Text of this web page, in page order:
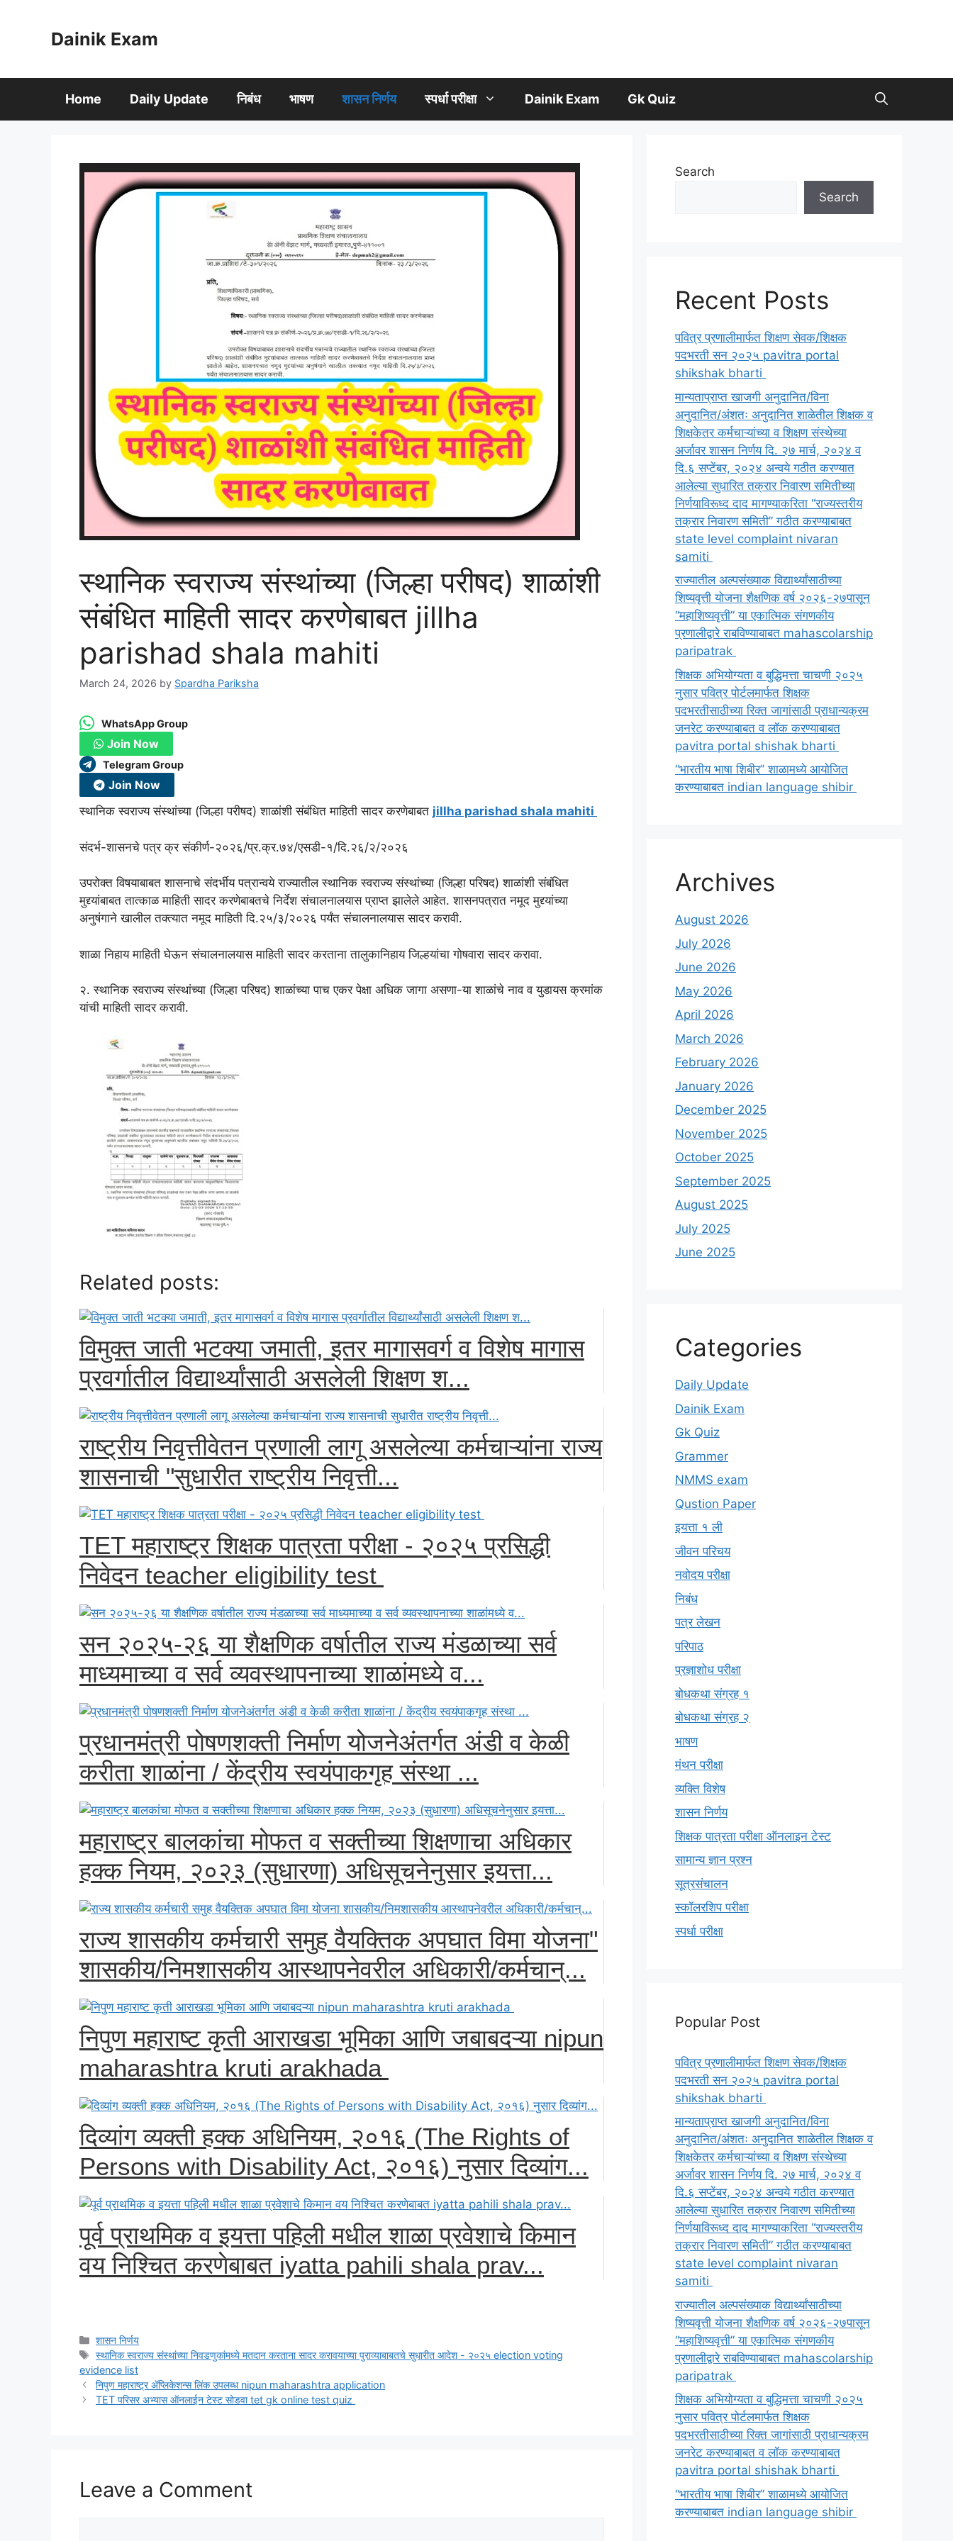
Dainik Exam
Home Daily Update निबंध भाषण शासन निर्णय स्पर्धा परीक्षा Dainik Exam Gk Quiz
स्थानिक स्वराज्य संस्थांच्या (जिल्हा परीषद) शाळांशी
संबंधित माहिती सादर करणेबाबत jillha
parishad shala mahiti
March 24, 2026 by Spardha Pariksha
WhatsApp Group
Join Now
Telegram Group
Join Now
स्थानिक स्वराज्य संस्थांच्या (जिल्हा परीषद) शाळांशी संबंधित माहिती सादर करणेबाबत jillha parishad shala mahiti
संदर्भ-शासनचे पत्र क्र संकीर्ण-२०२६/प्र.क्र.७४/एसडी-१/दि.२६/२/२०२६
उपरोक्त विषयाबाबत शासनाचे संदर्भीय पत्रान्वये राज्यातील स्थानिक स्वराज्य संस्थांच्या (जिल्हा परिषद) शाळांशी संबंधित
मुद्द्यांबाबत तात्काळ माहिती सादर करणेबाबतचे निर्देश संचालनालयास प्राप्त झालेले आहेत. शासनपत्रात नमूद मुद्द्यांच्या
अनुषंगाने खालील तक्त्यात नमूद माहिती दि.२५/३/२०२६ पर्यंत संचालनालयास सादर करावी.
शाळा निहाय माहिती घेऊन संचालनालयास माहिती सादर करताना तालुकानिहाय जिल्हयांचा गोषवारा सादर करावा.
२. स्थानिक स्वराज्य संस्थांच्या (जिल्हा परिषद) शाळांच्या पाच एकर पेक्षा अधिक जागा असणा-या शाळांचे नाव व युडायस क्रमांक
यांची माहिती सादर करावी.
Related posts:
विमुक्त जाती भटक्या जमाती, इतर मागासवर्ग व विशेष मागास
प्रवर्गातील विद्यार्थ्यांसाठी असलेली शिक्षण श...
राष्ट्रीय निवृत्तीवेतन प्रणाली लागू असलेल्या कर्मचाऱ्यांना राज्य
शासनाची "सुधारीत राष्ट्रीय निवृत्ती...
TET महाराष्ट्र शिक्षक पात्रता परीक्षा - २०२५ प्रसिद्धी
निवेदन teacher eligibility test
सन २०२५-२६ या शैक्षणिक वर्षातील राज्य मंडळाच्या सर्व
माध्यमाच्या व सर्व व्यवस्थापनाच्या शाळांमध्ये व...
प्रधानमंत्री पोषणशक्ती निर्माण योजनेअंतर्गत अंडी व केळी
करीता शाळांना / केंद्रीय स्वयंपाकगृह संस्था ...
महाराष्ट्र बालकांचा मोफत व सक्तीच्या शिक्षणाचा अधिकार
हक्क नियम, २०२३ (सुधारणा) अधिसूचनेनुसार इयत्ता...
राज्य शासकीय कर्मचारी समुह वैयक्तिक अपघात विमा योजना"
शासकीय/निमशासकीय आस्थापनेवरील अधिकारी/कर्मचान्...
निपुण महाराष्ट कृती आराखडा भूमिका आणि जबाबदऱ्या nipun
maharashtra kruti arakhada
दिव्यांग व्यक्ती हक्क अधिनियम, २०१६ (The Rights of
Persons with Disability Act, २०१६) नुसार दिव्यांग...
पूर्व प्राथमिक व इयत्ता पहिली मधील शाळा प्रवेशाचे किमान
वय निश्चित करणेबाबत iyatta pahili shala prav...
Categories
शासन निर्णय
Tags
स्थानिक स्वराज्य संस्थांच्या निवडणुकांमध्ये मतदान करताना सादर करावयाच्या पुराव्याबाबतचे सुधारीत आदेश - २०२५ election voting
evidence list
निपुण महाराष्ट्र ॲप्लिकेशन्स लिंक उपलब्ध nipun maharashtra application
TET परिसर अभ्यास ऑनलाईन टेस्ट सोडवा tet gk online test quiz
Leave a Comment
Search
Search
Recent Posts
पवित्र प्रणालीमार्फत शिक्षण सेवक/शिक्षक
पदभरती सन २०२५ pavitra portal
shikshak bharti
मान्यताप्राप्त खाजगी अनुदानित/विना
अनुदानित/अंशतः अनुदानित शाळेतील शिक्षक व
शिक्षकेतर कर्मचाऱ्यांच्या व शिक्षण संस्थेच्या
अर्जावर शासन निर्णय दि. २७ मार्च, २०२४ व
दि.६ सप्टेंबर, २०२४ अन्वये गठीत करण्यात
आलेल्या सुधारित तक्रार निवारण समितीच्या
निर्णयाविरूध्द दाद मागण्याकरिता “राज्यस्तरीय
तक्रार निवारण समिती” गठीत करण्याबाबत
state level complaint nivaran
samiti
राज्यातील अल्पसंख्याक विद्यार्थ्यांसाठीच्या
शिष्यवृत्ती योजना शैक्षणिक वर्ष २०२६-२७पासून
“महाशिष्यवृत्ती” या एकात्मिक संगणकीय
प्रणालीद्वारे राबविण्याबाबत mahascolarship
paripatrak
शिक्षक अभियोग्यता व बुद्धिमत्ता चाचणी २०२५
नुसार पवित्र पोर्टलमार्फत शिक्षक
पदभरतीसाठीच्या रिक्त जागांसाठी प्राधान्यक्रम
जनरेट करण्याबाबत व लॉक करण्याबाबत
pavitra portal shishak bharti
“भारतीय भाषा शिबीर” शाळामध्ये आयोजित
करण्याबाबत indian language shibir
Archives
August 2026
July 2026
June 2026
May 2026
April 2026
March 2026
February 2026
January 2026
December 2025
November 2025
October 2025
September 2025
August 2025
July 2025
June 2025
Categories
Daily Update
Dainik Exam
Gk Quiz
Grammer
NMMS exam
Qustion Paper
इयत्ता १ ली
जीवन परिचय
नवोदय परीक्षा
निबंध
पत्र लेखन
परिपाठ
प्रज्ञाशोध परीक्षा
बोधकथा संग्रह १
बोधकथा संग्रह २
भाषण
मंथन परीक्षा
व्यक्ति विशेष
शासन निर्णय
शिक्षक पात्रता परीक्षा ऑनलाइन टेस्ट
सामान्य ज्ञान प्रश्न
सूत्रसंचालन
स्कॉलरशिप परीक्षा
स्पर्धा परीक्षा
Popular Post
पवित्र प्रणालीमार्फत शिक्षण सेवक/शिक्षक
पदभरती सन २०२५ pavitra portal
shikshak bharti
मान्यताप्राप्त खाजगी अनुदानित/विना
अनुदानित/अंशतः अनुदानित शाळेतील शिक्षक व
शिक्षकेतर कर्मचाऱ्यांच्या व शिक्षण संस्थेच्या
अर्जावर शासन निर्णय दि. २७ मार्च, २०२४ व
दि.६ सप्टेंबर, २०२४ अन्वये गठीत करण्यात
आलेल्या सुधारित तक्रार निवारण समितीच्या
निर्णयाविरूध्द दाद मागण्याकरिता “राज्यस्तरीय
तक्रार निवारण समिती” गठीत करण्याबाबत
state level complaint nivaran
samiti
राज्यातील अल्पसंख्याक विद्यार्थ्यांसाठीच्या
शिष्यवृत्ती योजना शैक्षणिक वर्ष २०२६-२७पासून
“महाशिष्यवृत्ती” या एकात्मिक संगणकीय
प्रणालीद्वारे राबविण्याबाबत mahascolarship
paripatrak
शिक्षक अभियोग्यता व बुद्धिमत्ता चाचणी २०२५
नुसार पवित्र पोर्टलमार्फत शिक्षक
पदभरतीसाठीच्या रिक्त जागांसाठी प्राधान्यक्रम
जनरेट करण्याबाबत व लॉक करण्याबाबत
pavitra portal shishak bharti
“भारतीय भाषा शिबीर” शाळामध्ये आयोजित
करण्याबाबत indian language shibir